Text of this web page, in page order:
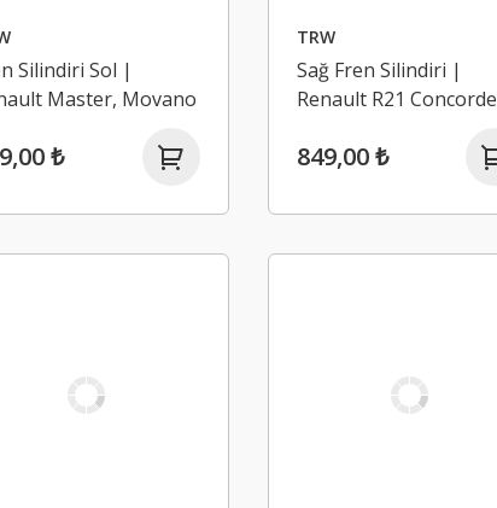
Silindiri Sol |
Master, Movano
₺
TRW
Sağ Fren Silindiri |
Renault R21 Concorde
849,00 ₺